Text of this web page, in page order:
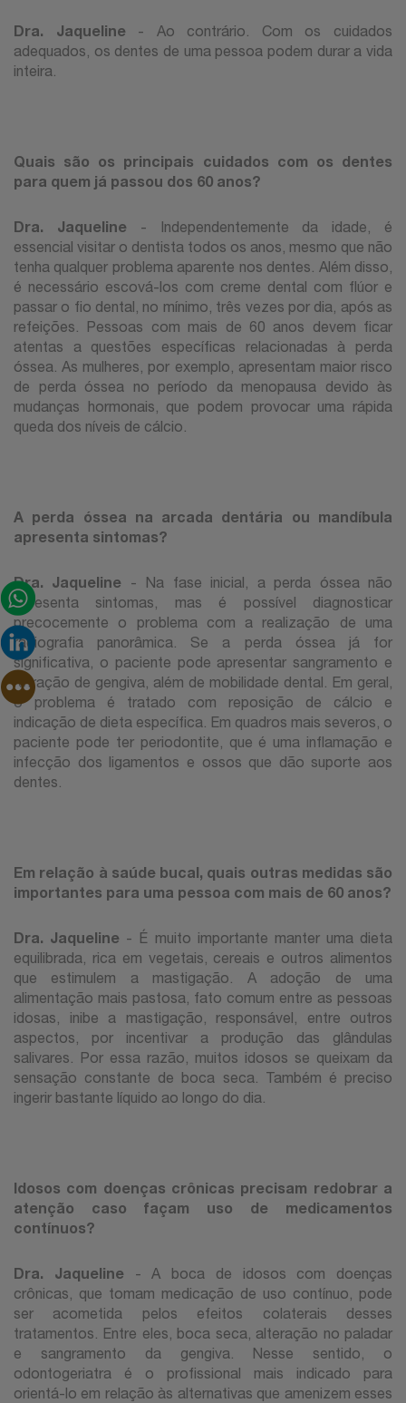
Dra. Jaqueline- Ao contrário. Com os cuidados
adequados, os dentes de uma pessoa podem durar a vida
inteira.
Quais são os principais cuidados com os dentes
para quem já passou dos 60 anos?
Dra. Jaqueline- Independentemente da idade, é
essencial visitar o dentista todos os anos, mesmo que não
tenha qualquer problema aparente nos dentes. Além disso,
é necessário escová-los com creme dental com flúor e
passar o fio dental, no mínimo, três vezes por dia, após as
refeições. Pessoas com mais de 60 anos devem ficar
atentas a questões específicas relacionadas à perda
óssea. As mulheres, por exemplo, apresentam maior risco
de perda óssea no período da menopausa devido às
mudanças hormonais, que podem provocar uma rápida
queda dos níveis de cálcio.
A perda óssea na arcada dentária ou mandíbula
apresenta sintomas?
Dra. Jaqueline - Na fase inicial, a perda óssea não
apresenta sintomas, mas é possível diagnosticar
precocemente o problema com a realização de uma
radiografia panorâmica. Se a perda óssea já for
significativa, o paciente pode apresentar sangramento e
retração de gengiva, além de mobilidade dental. Em geral,
o problema é tratado com reposição de cálcio e
indicação de dieta específica. Em quadros mais severos, o
paciente pode ter periodontite, que é uma inflamação e
infecção dos ligamentos e ossos que dão suporte aos
dentes.
Em relação à saúde bucal, quais outras medidas são
importantes para uma pessoa com mais de 60 anos?
Dra. Jaqueline - É muito importante manter uma dieta
equilibrada, rica em vegetais, cereais e outros alimentos
que estimulem a mastigação. A adoção de uma
alimentação mais pastosa, fato comum entre as pessoas
idosas, inibe a mastigação, responsável, entre outros
aspectos, por incentivar a produção das glândulas
salivares. Por essa razão, muitos idosos se queixam da
sensação constante de boca seca. Também é preciso
ingerir bastante líquido ao longo do dia.
Idosos com doenças crônicas precisam redobrar a
atenção caso façam uso de medicamentos
contínuos?
Dra. Jaqueline- A boca de idosos com doenças
crônicas, que tomam medicação de uso contínuo, pode
ser acometida pelos efeitos colaterais desses
tratamentos. Entre eles, boca seca, alteração no paladar
e sangramento da gengiva. Nesse sentido, o
odontogeriatra é o profissional mais indicado para
orientá-lo em relação às alternativas que amenizem esses